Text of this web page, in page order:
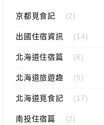
京都覓食記 (2)
出國住宿資訊 (14)
北海道住宿篇 (6)
北海道旅遊趣 (5)
北海道覓食記 (17)
南投住宿篇 (2)